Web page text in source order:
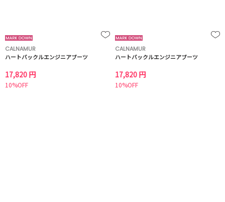
CALNAMUR
ハートバックルエンジニアブーツ
17,820 円
10%OFF
CALNAMUR
ハートバックルエンジニアブーツ
17,820 円
10%OFF